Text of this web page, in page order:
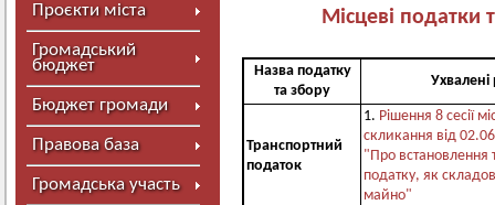
Проєкти міста
Громадський
бюджет
Бюджет громади
Правова база
Громадська участь
Місцеві податки
Назва податку
та збору
Транспортний
податок
1. Рішення 8 сесії
скликання від
"Про встановлення
податку, як
майно"